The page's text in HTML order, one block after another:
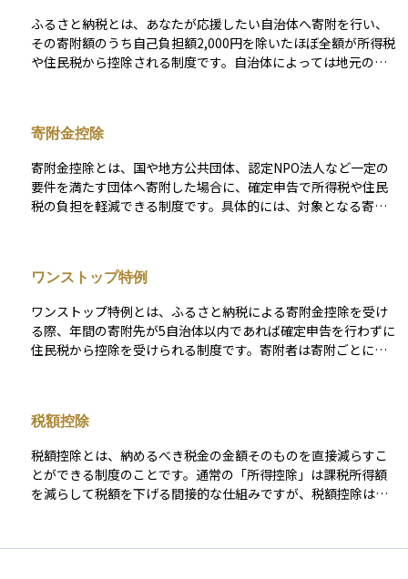
ふるさと納税とは、あなたが応援したい自治体へ寄附を行い、
その寄附額のうち自己負担額2,000円を除いたほぼ全額が所得税
や住民税から控除される制度です。自治体によっては地元の特
う方法と、年間5自治体以内で利用できるワンストップ特例申請
の2通りがあり、申請手続きの簡便さも魅力です。寄附限度額は
所得や家族構成によって異なるため、シミュレーションで上限
額を把握してから活用することが大切です。
寄附金控除
寄附金控除とは、国や地方公共団体、認定NPO法人など一定の
要件を満たす団体へ寄附した場合に、確定申告で所得税や住民
税の負担を軽減できる制度です。具体的には、対象となる寄附
して扱うことができます。 また、寄付をすれば自動的に控除が
受けられると考えられがちですが、寄付金控除はすべての寄付
に適用される一般的な仕組みではありません。税制上、控除の
対象として位置づけられている寄付かどうかが重要であり、寄
付先や寄付の性質によって扱いは異なります。この点を整理せ
自治体からの返礼品を受け取りつつ税負担を抑えられるため、
けるには寄附先が法令で定める対象に該当することや、寄附金
受領証明書を申告時に添付することが必要で、ワンストップ特
例が利用できる場合には確定申告をしなくても控除が適用され
ワンストップ特例
ワンストップ特例とは、ふるさと納税による寄附金控除を受け
る際、年間の寄附先が5自治体以内であれば確定申告を行わずに
住民税から控除を受けられる制度です。寄附者は寄附ごとに自
て手続きの手間を大幅に省ける仕組みですが、医療費控除や副
収入などで別途確定申告が必要になった場合は、この特例は無
効となり、改めて寄附金控除を申告して精算する必要がある点
に注意が必要です。
税額控除
税額控除とは、納めるべき税金の金額そのものを直接減らすこ
とができる制度のことです。通常の「所得控除」は課税所得額
を減らして税額を下げる間接的な仕組みですが、税額控除は計
配当控除、外国税額控除、寄附金控除などが代表的です。適用